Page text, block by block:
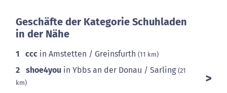
Geschäfte der Kategorie Schuhladen
in der Nähe
1 ccc in Amstetten / Greinsfurth (11 km)
2 shoe4you in Ybbs an der Donau / Sarling (21
km)